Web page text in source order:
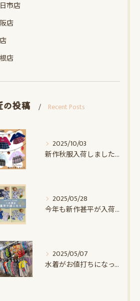
市店
店
店
の投稿 Recent Posts
2025/10/03
新作秋服入荷しました♪｜赤ちゃんデパート水谷
2025/05/28
今年も新作甚平が入荷しました｜赤ちゃんデパート水谷
2025/05/07
水着がお値打ちになってます！！｜赤ちゃんデパート水谷